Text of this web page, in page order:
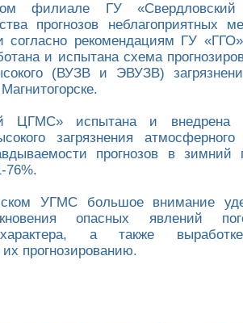
филиале ГУ
прогнозов неблагоприятных
рекомендациям ГУ
и испытана схема
(ВУЗВ и ЭВУЗВ)
испытана и внедрена
загрязнения
прогнозов в зимний
76%.
УГМС большое внимание
опасных явлений
характера, а также
прогнозированию.